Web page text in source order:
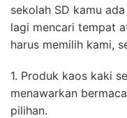
sekolah SD kamu
lagi mencari tempat
harus memilih kami,
1. Produk kaos kaki
menawarkan
pilihan.